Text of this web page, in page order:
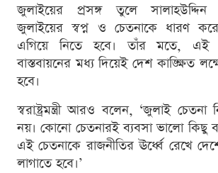
জুলাইয়ের প্রসঙ্গ তুলে
জুলাইয়ের স্বপ্ন ও চেতনাকে ধারণ
এগিয়ে নিতে হবে। তাঁর মতে, এই
বাস্তবায়নের মধ্য দিয়েই দেশ কাঙ্ক্ষিত
হবে।
স্বরাষ্ট্রমন্ত্রী আরও বলেন, ‘জুলাই চেতনা
নয়। কোনো চেতনারই ব্যবসা ভালো কিছু
এই চেতনাকে রাজনীতির ঊর্ধ্বে রেখে
লাগাতে হবে।’